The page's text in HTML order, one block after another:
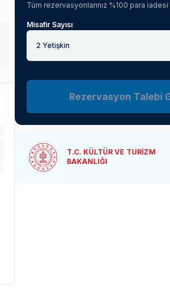
Tüm rezervasyonlarınız %100 para
Misafir Sayısı
2 Yetişkin
Rezervasyon Talebi
T.C. KÜLTÜR VE TURİZM
BAKANLIĞI